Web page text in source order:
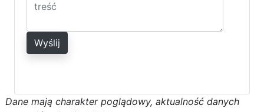
Wyślij
Dane mają charakter poglądowy, aktualność danych